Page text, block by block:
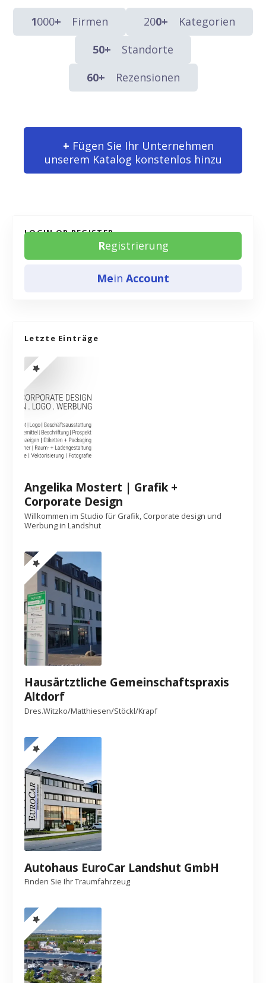
1000+ Firmen 200+ Kategorien
50+ Standorte
60+ Rezensionen
+ Fügen Sie Ihr Unternehmen
unserem Katalog konstenlos hinzu
LOGIN OR REGISTER
Registrierung
Mein Account
Letzte Einträge
Angelika Mostert | Grafik +
Corporate Design
Willkommen im Studio für Grafik, Corporate design und
Werbung in Landshut
Hausärtztliche Gemeinschaftspraxis
Altdorf
Dres.Witzko/Matthiesen/Stöckl/Krapf
Autohaus EuroCar Landshut GmbH
Finden Sie Ihr Traumfahrzeug